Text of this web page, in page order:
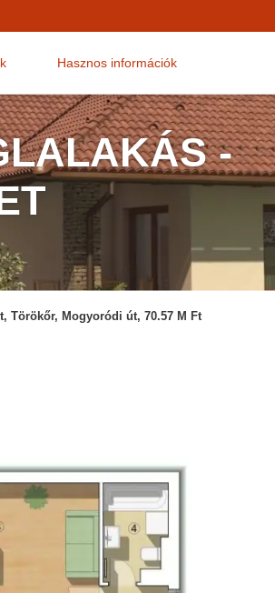
Hasznos információk
-
Törökőr, Mogyoródi út, 70.57 M Ft